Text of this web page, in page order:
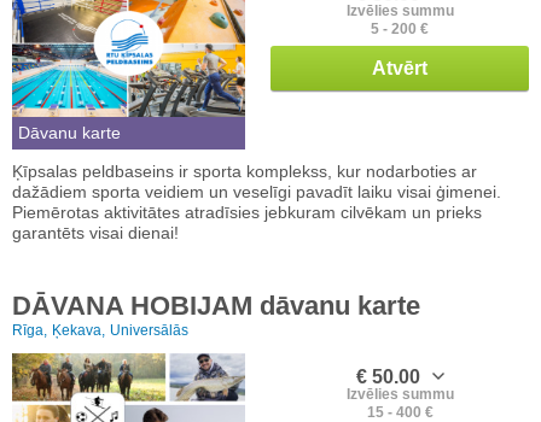
Dāvanu karte
Izvēlies summu
5 - 200 €
Atvērt
Ķīpsalas peldbaseins ir sporta komplekss, kur nodarboties ar
dažādiem sporta veidiem un veselīgi pavadīt laiku visai ģimenei.
Piemērotas aktivitātes atradīsies jebkuram cilvēkam un prieks
garantēts visai dienai!
DĀVANA HOBIJAM dāvanu karte
Rīga, Ķekava, Universālās
€ 50.00
Izvēlies summu
15 - 400 €